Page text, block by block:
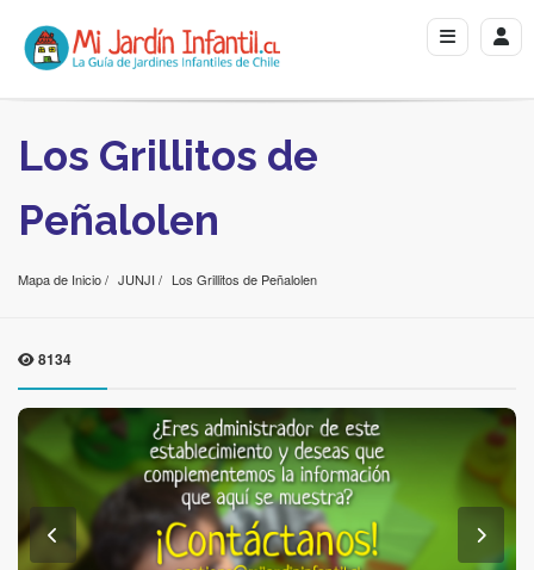
Los Grillitos de
Peñalolen
Mapa de Inicio JUNJI Los Grillitos de Peñalolen
8134